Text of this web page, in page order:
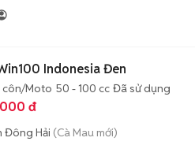
Indonesia Đen
côn/Moto 50 - 100 cc Đã sử dụng
đ
Đông Hải (Cà Mau mới)